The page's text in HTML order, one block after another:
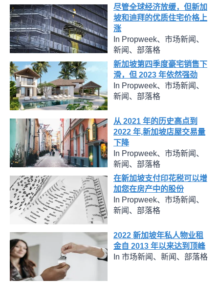
尽管全球经济放缓，但新加
坡和迪拜的优质住宅价格上
涨
In Propweek、市场新闻、
新闻、部落格
新加坡第四季度豪宅销售下
滑，但 2023 年依然强劲
In Propweek、市场新闻、
新闻、部落格
从 2021 年的历史高点到
2022 年,新加坡店屋交易量
下降
In Propweek、市场新闻、
新闻、部落格
在新加坡支付印花税可以增
加您在房产中的股份
In Propweek、市场新闻、
新闻、部落格
2022 新加坡年私人物业租
金自 2013 年以来达到顶峰
In 市场新闻、新闻、部落格